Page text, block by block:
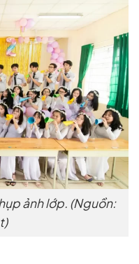
ảnh lớp. (Nguồn: